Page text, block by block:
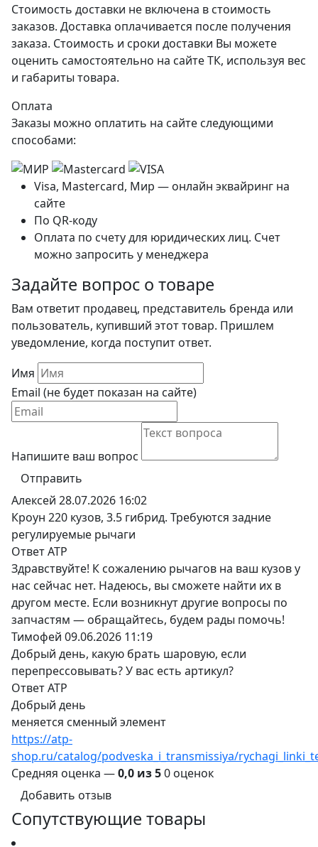
Стоимость доставки не включена в стоимость
заказов. Доставка оплачивается после получения
заказа. Стоимость и сроки доставки Вы можете
оценить самостоятельно на сайте ТК, используя вес
и габариты товара.
Оплата
Заказы можно оплатить на сайте следующими
способами:
Visa, Mastercard, Мир — онлайн эквайринг на
сайте
По QR-коду
Оплата по счету для юридических лиц. Счет
можно запросить у менеджера
Задайте вопрос о товаре
Вам ответит продавец, представитель бренда или
пользователь, купивший этот товар. Пришлем
уведомление, когда поступит ответ.
Имя
Email (не будет показан на сайте)
Напишите ваш вопрос
Отправить
Алексей 28.07.2026 16:02
Кроун 220 кузов, 3.5 гибрид. Требуются задние
регулируемые рычаги
Ответ ATP
Здравствуйте! К сожалению рычагов на ваш кузов у
нас сейчас нет. Надеюсь, вы сможете найти их в
другом месте. Если возникнут другие вопросы по
запчастям — обращайтесь, будем рады помочь!
Тимофей 09.06.2026 11:19
Добрый день, какую брать шаровую, если
перепрессовывать? У вас есть артикул?
Ответ ATP
Добрый день
меняется сменный элемент
https://atp-
shop.ru/catalog/podveska_i_transmissiya/
Средняя оценка —0,0 из 50 оценок
Добавить отзыв
Сопутствующие товары